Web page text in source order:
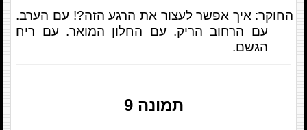
החוקר: איך אפשר לעצור את הרגע הזה?! עם הערב.
עם הרחוב הריק. עם החלון המואר. עם ריח
הגשם.
תמונה 9